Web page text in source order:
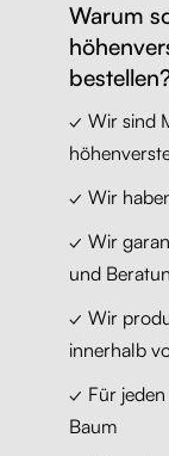
Warum
✓ Wir sind
✓ Wir
✓ Wir
und
✓ Wir
innerhalb
✓ Für jeden
Baum